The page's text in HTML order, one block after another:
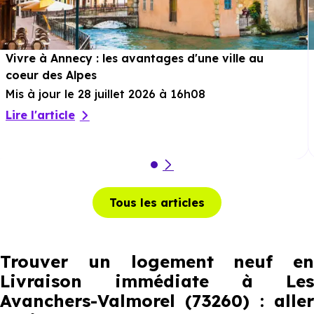
Vivre à Annecy : les avantages d'une ville au
coeur des Alpes
Mis à jour le 28 juillet 2026 à 16h08
Lire l'article
Tous les articles
Trouver un logement neuf en
Livraison immédiate à Les
Avanchers-Valmorel (73260) : aller